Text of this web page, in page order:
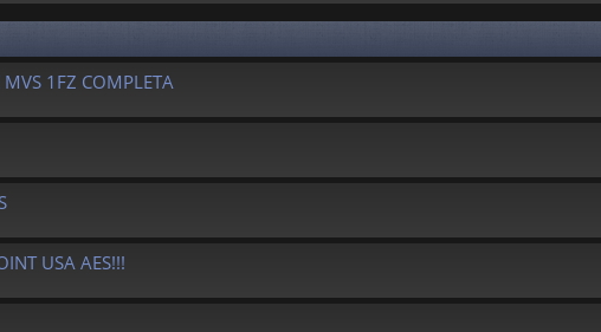
1FZ COMPLETA
USA AES!!!